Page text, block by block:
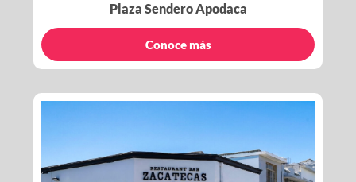
Plaza Sendero Apodaca
Conoce más